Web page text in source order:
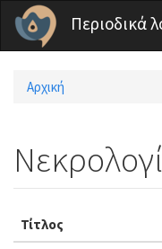
Παράκαμψη προς το κυρίως
Περιοδικά
Είστε εδώ
Αρχική
Τίτλος